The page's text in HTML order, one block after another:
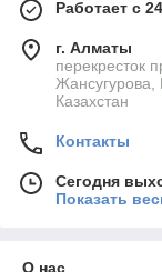
Работает с
г. Алматы
перекресток
Казахстан
Контакты
Сегодня
Показать
О нас